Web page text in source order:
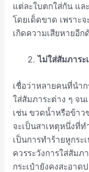
แต่ละใบตกใส่กัน แ
โดยเด็ดขาด เพราะ
เกิดความเสียหายอีก
ไม่ใส่สัมภาระ
เชื่อว่าหลายคนที่นำก
ใส่สัมภาระต่าง ๆ จน
เช่น ขวดน้ำหรือข้าว
จะเป็นสาเหตุหนึ่งที่ท
เป็นการทำร้ายหูกระ
ควรระวังการใส่สัม
กระเป๋ายังคงสะอา